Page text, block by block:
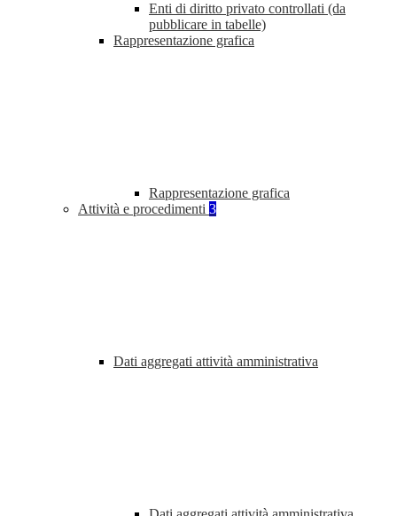
Enti di diritto privato controllati (da
pubblicare in tabelle)
Rappresentazione grafica
Rappresentazione grafica
Attività e procedimenti 3
Dati aggregati attività amministrativa